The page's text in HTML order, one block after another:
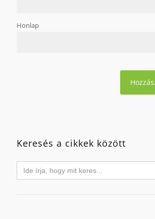
Honlap
Keresés a cikkek között
Search
for: